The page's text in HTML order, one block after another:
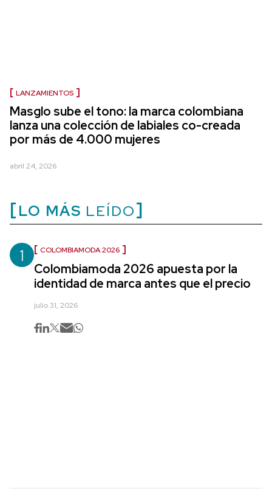
LANZAMIENTOS
Masglo sube el tono: la marca colombiana
lanza una colección de labiales co-creada
por más de 4.000 mujeres
abril 24, 2026
LO MÁS LEÍDO
1 COLOMBIAMODA 2026
Colombiamoda 2026 apuesta por la
identidad de marca antes que el precio
julio 31, 2026